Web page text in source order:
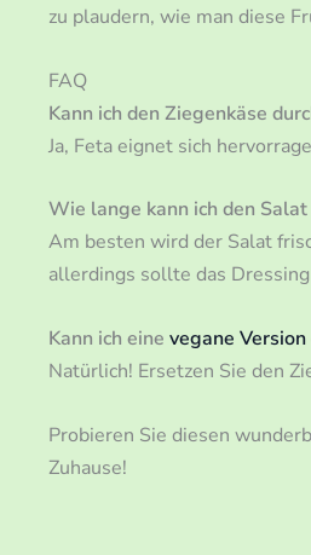
zu plaudern, wie man diese
FAQ
Kann ich den Ziegenkäse
Ja, Feta eignet sich
Wie lange kann ich den
Am besten wird der Salat
allerdings sollte das
Kann ich eine vegane Version
Natürlich! Ersetzen Sie den
Probieren Sie diesen
Zuhause!